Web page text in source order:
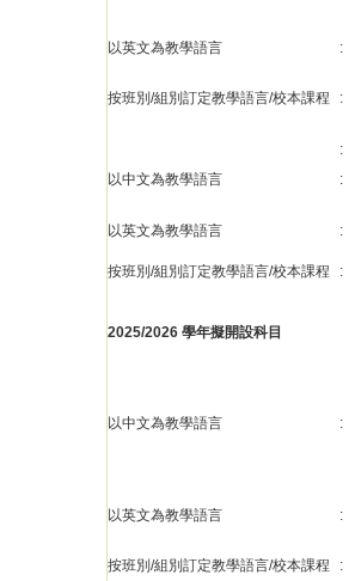
以英文為教學語言 :
按班別/組別訂定教學語言/校本課程 :
:
以中文為教學語言
:
以英文為教學語言 :
按班別/組別訂定教學語言/校本課程 :
2025/2026 學年擬開設科目
以中文為教學語言 :
以英文為教學語言 :
按班別/組別訂定教學語言/校本課程 :